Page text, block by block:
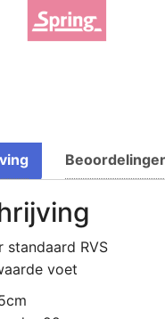
standaard RVS
voet